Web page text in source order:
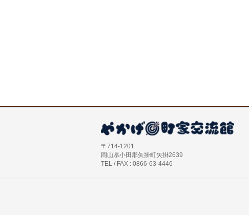
〒714-1201
岡山県小田郡矢掛町矢掛2639
TEL / FAX : 0866-63-4446